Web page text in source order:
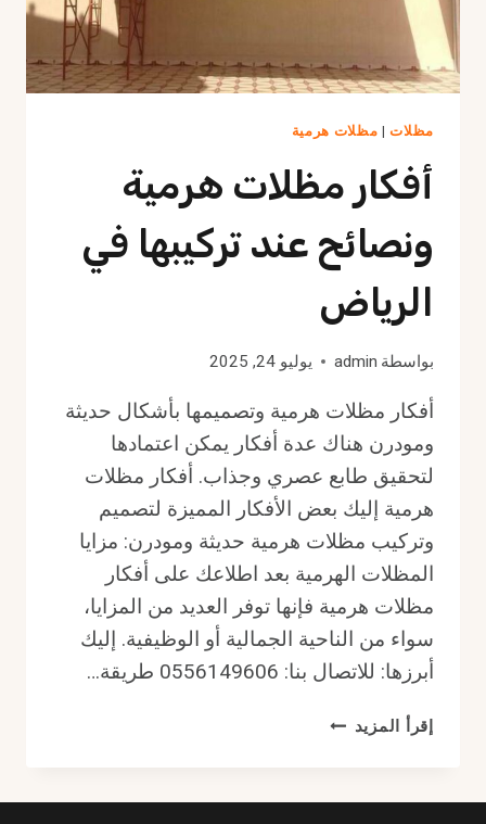
مظلات| مظلات هرمية
أفكار مظلات هرمية
ونصائح عند تركيبها في
الرياض
بواسطة admin يوليو 24, 2025
أفكار مظلات هرمية وتصميمها بأشكال حديثة
ومودرن هناك عدة أفكار يمكن اعتمادها
لتحقيق طابع عصري وجذاب. أفكار مظلات
هرمية إليك بعض الأفكار المميزة لتصميم
وتركيب مظلات هرمية حديثة ومودرن: مزايا
المظلات الهرمية بعد اطلاعك على أفكار
مظلات هرمية فإنها توفر العديد من المزايا،
سواء من الناحية الجمالية أو الوظيفية. إليك
أبرزها: للاتصال بنا: 0556149606 طريقة…
إقرأ المزيد أفكار
ونصائح